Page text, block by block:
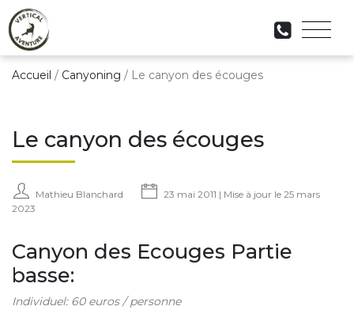
Accueil / Canyoning / Le canyon des écouges
Le canyon des écouges
Mathieu Blanchard
23 mai 2011 | Mise à jour le 25 mars
2023
Canyon des Ecouges Partie
basse:
Individuel: 60 euros / personne